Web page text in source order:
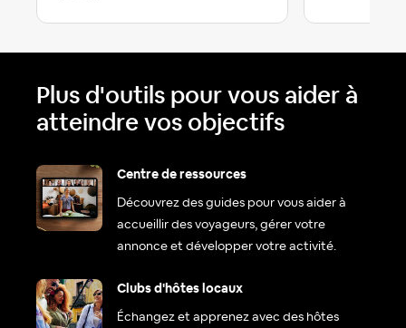
Plus d'outils pour vous aider à
atteindre vos objectifs
Centre de ressources
Découvrez des guides pour vous aider à
accueillir des voyageurs, gérer votre
annonce et développer votre activité.
Clubs d'hôtes locaux
Échangez et apprenez avec des hôtes